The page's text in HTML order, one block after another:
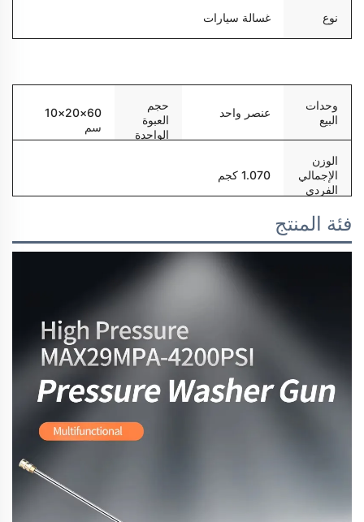
نوع غسالة سيارات
وحدات
البيع
عنصر واحد
حجم
العبوة
الواحدة
60×20×10
سم
الوزن
الإجمالي
الفردي
1.070 كجم
فئة المنتج